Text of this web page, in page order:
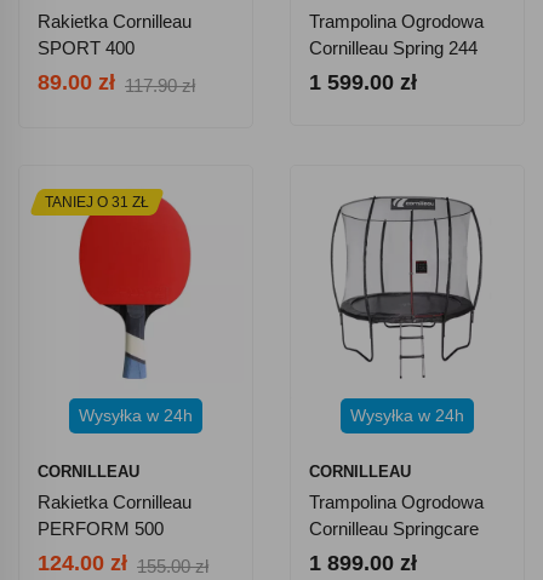
Rakietka Cornilleau
SPORT 400
89.00 zł 117.90 zł
Trampolina Ogrodowa
Cornilleau Spring 244
Cm
1 599.00 zł
TANIEJ O 31 ZŁ
Wysyłka w 24h
CORNILLEAU
Rakietka Cornilleau
PERFORM 500
124.00 zł 155.00 zł
Wysyłka w 24h
CORNILLEAU
Trampolina Ogrodowa
Cornilleau Springcare
244 Cm
1 899.00 zł